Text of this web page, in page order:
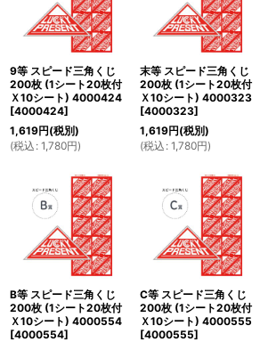
9等 スピード三角くじ
200枚 (1シート20枚付
Ｘ10シート) 4000424
[4000424]
1,619円(税別)
(税込 : 1,780円)
末等 スピード三角くじ
200枚 (1シート20枚付
Ｘ10シート) 4000323
[4000323]
1,619円(税別)
(税込 : 1,780円)
B等 スピード三角くじ
200枚 (1シート20枚付
Ｘ10シート) 4000554
[4000554]
C等 スピード三角くじ
200枚 (1シート20枚付
Ｘ10シート) 4000555
[4000555]